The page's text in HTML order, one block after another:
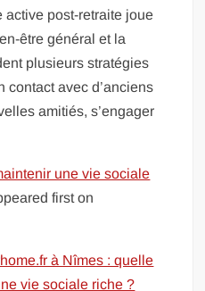
active post-retraite joue
être général et la
plusieurs stratégies
contact avec d’anciens
amitiés, s’engager
une vie sociale
first on
à Nîmes : quelle
vie sociale riche ?